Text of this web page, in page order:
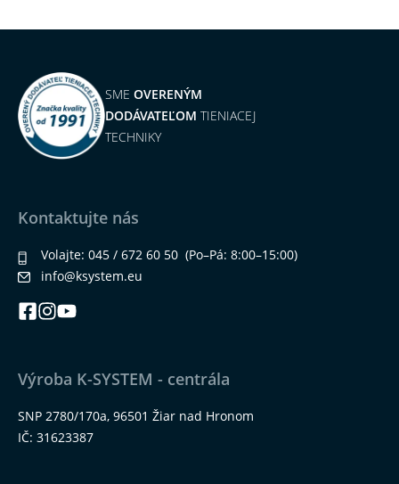
SME OVERENÝM
DODÁVATEĽOM TIENIACEJ
TECHNIKY
Kontaktujte nás
Volajte: 045 / 672 60 50 (Po–Pá: 8:00–15:00)
info@ksystem.eu
Výroba K-SYSTEM - centrála
SNP 2780/170a, 96501 Žiar nad Hronom
IČ: 31623387